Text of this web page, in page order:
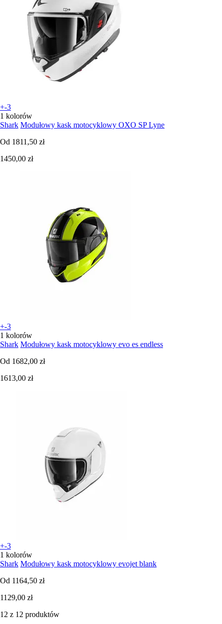
+-3
1 kolorów
Shark Modułowy kask motocyklowy OXO SP Lyne
Od 1811,50 zł
1450,00 zł
+-3
1 kolorów
Shark Modułowy kask motocyklowy evo es endless
Od 1682,00 zł
1613,00 zł
+-3
1 kolorów
Shark Modułowy kask motocyklowy evojet blank
Od 1164,50 zł
1129,00 zł
12 z 12 produktów